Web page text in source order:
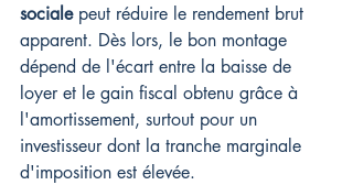
sociale peut réduire le rendement brut
apparent. Dès lors, le bon montage
dépend de l'écart entre la baisse de
loyer et le gain fiscal obtenu grâce à
l'amortissement, surtout pour un
investisseur dont la tranche marginale
d'imposition est élevée.